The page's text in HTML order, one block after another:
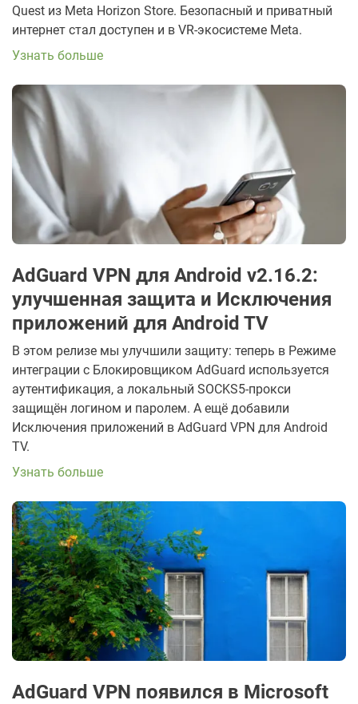
Quest из Meta Horizon Store. Безопасный и приватный
интернет стал доступен и в VR-экосистеме Meta.
Узнать больше
AdGuard VPN для Android v2.16.2:
улучшенная защита и Исключения
приложений для Android TV
В этом релизе мы улучшили защиту: теперь в Режиме
интеграции с Блокировщиком AdGuard используется
аутентификация, а локальный SOCKS5-прокси
защищён логином и паролем. А ещё добавили
Исключения приложений в AdGuard VPN для Android
TV.
Узнать больше
AdGuard VPN появился в Microsoft